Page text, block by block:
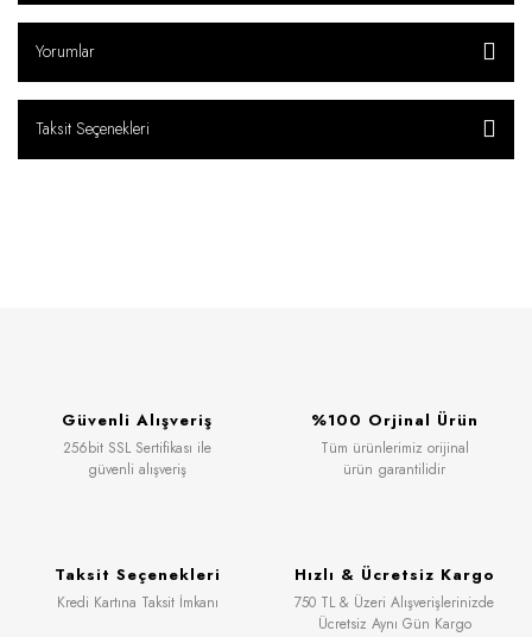
Yorumlar
Taksit Seçenekleri
Güvenli Alışveriş
256bit SSL Sertifikası ile
güvenli alışveriş
%100 Orjinal Ürün
Tüm ürünlerimiz orijinal
ürün garantilidir
Taksit Seçenekleri
Kredi Kartına Taksit İmkanı
Hızlı & Ücretsiz Kargo
750 TL & Üzeri Alışverişlerinizde
Ücretsiz Aynı Gün Kargo